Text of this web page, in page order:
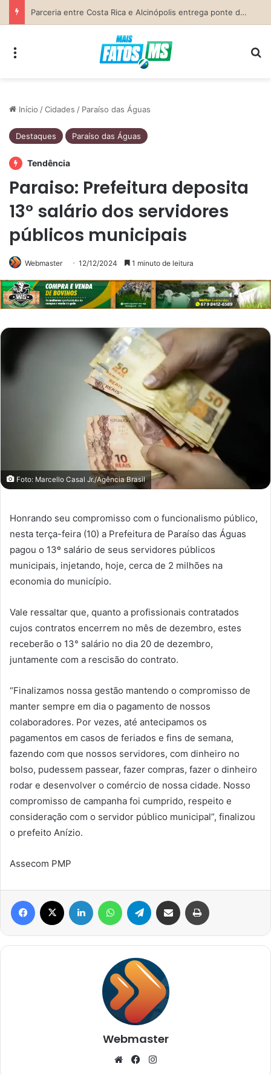
Saúde divulga Cronograma de Atendimentos do Castramóvel para o mês de agosto em Costa Rica
Início /Cidades / Paraíso das Águas
Destaques Paraíso das Águas
Tendência
Paraiso: Prefeitura deposita
13º salário dos servidores
públicos municipais
Webmaster 12/12/2024 1 minuto de leitura
Foto: Marcello Casal Jr./Agência Brasil
Honrando seu compromisso com o funcionalismo público,
nesta terça-feira (10) a Prefeitura de Paraíso das Águas
pagou o 13º salário de seus servidores públicos
municipais, injetando, hoje, cerca de 2 milhões na
economia do município.
Vale ressaltar que, quanto a profissionais contratados
cujos contratos encerrem no mês de dezembro, estes
receberão o 13° salário no dia 20 de dezembro,
juntamente com a rescisão do contrato.
“Finalizamos nossa gestão mantendo o compromisso de
manter sempre em dia o pagamento de nossos
colaboradores. Por vezes, até antecipamos os
pagamentos em casos de feriados e fins de semana,
fazendo com que nossos servidores, com dinheiro no
bolso, pudessem passear, fazer compras, fazer o dinheiro
rodar e desenvolver o comércio de nossa cidade. Nosso
compromisso de campanha foi cumprido, respeito e
consideração com o servidor público municipal”, finalizou
o prefeito Anízio.
Assecom PMP
Facebook Linkedin WhatsAppTelegram Compartilhar via e-mail
Webmaster
WebsiteFacebook